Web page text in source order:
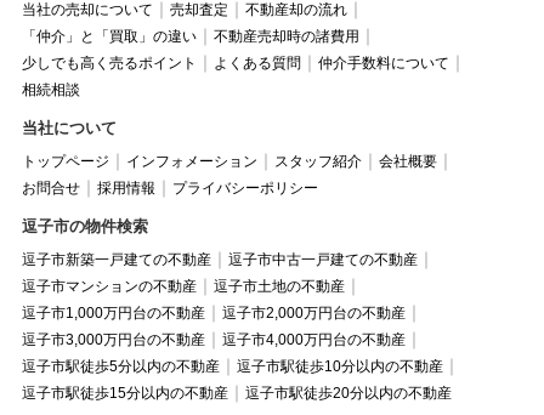
当社の売却について 売却査定
不動産却の流れ
「仲介」と「買取」の違い
不動産売却時の諸費用
少しでも高く売るポイント
よくある質問
仲介手数料について
相続相談
当社について
トップページ インフォメーション スタッフ紹介
会社概要
お問合せ
採用情報 プライバシーポリシー
逗子市の物件検索
逗子市新築一戸建ての不動産
逗子市中古一戸建ての不動産
逗子市マンションの不動産
逗子市土地の不動産
逗子市1,000万円台の不動産
逗子市2,000万円台の不動産
逗子市3,000万円台の不動産
逗子市4,000万円台の不動産
逗子市駅徒歩5分以内の不動産
逗子市駅徒歩10分以内の不動産
逗子市駅徒歩15分以内の不動産
逗子市駅徒歩20分以内の不動産